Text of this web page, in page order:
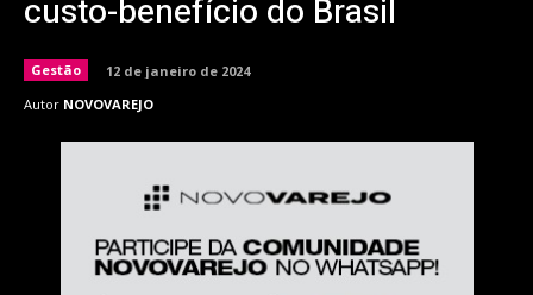
custo-benefício do Brasil
Gestão
12 de janeiro de 2024
Autor NOVOVAREJO